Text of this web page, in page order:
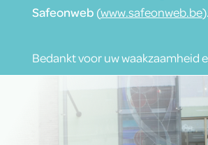
Safeonweb (www.safeonweb.be).
Bedankt voor uw waakzaamheid